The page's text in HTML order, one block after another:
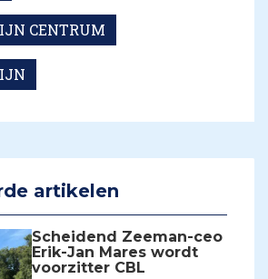
CENTRUM
artikelen
Scheidend Zeeman-ceo
Erik-Jan Mares wordt
voorzitter CBL